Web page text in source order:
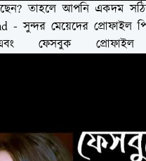
তাহলে আপনি একদম
- সুন্দর মেয়েদের প্রোফাইল
ফেসবুক